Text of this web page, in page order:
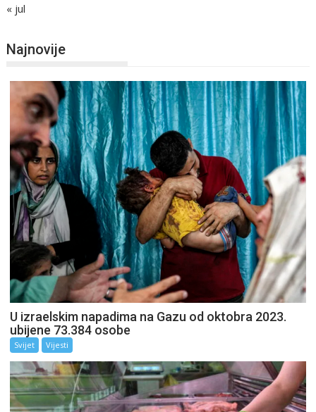
« jul
Najnovije
U izraelskim napadima na Gazu od oktobra 2023.
ubijene 73.384 osobe
Svijet Vijesti